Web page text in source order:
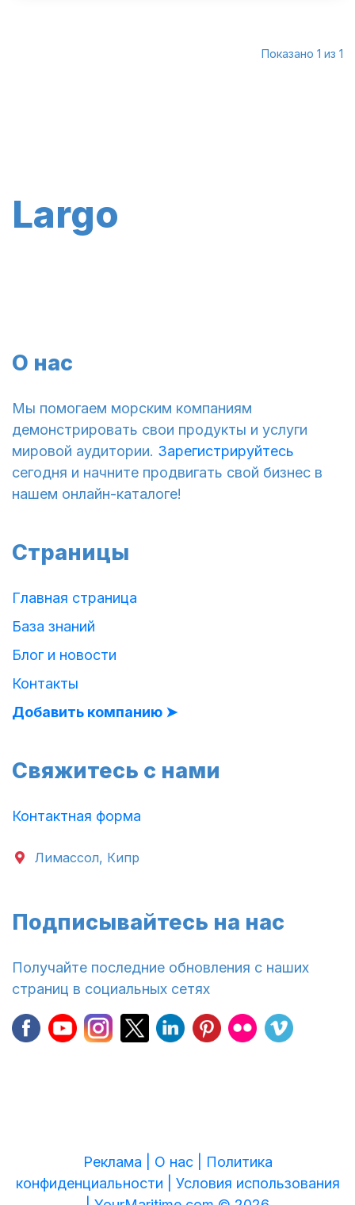
Показано 1 из 1
Largo
О нас
Мы помогаем морским компаниям
демонстрировать свои продукты и услуги
мировой аудитории. Зарегистрируйтесь
сегодня и начните продвигать свой бизнес в
нашем онлайн-каталоге!
Страницы
Главная страница
База знаний
Блог и новости
Контакты
Добавить компанию ➤
Свяжитесь с нами
Контактная форма
Лимассол, Кипр
Подписывайтесь на нас
Получайте последние обновления с наших
страниц в социальных сетях
Реклама | О нас |
Политика
конфиденциальности | Условия использования